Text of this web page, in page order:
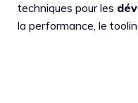
techniques pour les
la performance, le